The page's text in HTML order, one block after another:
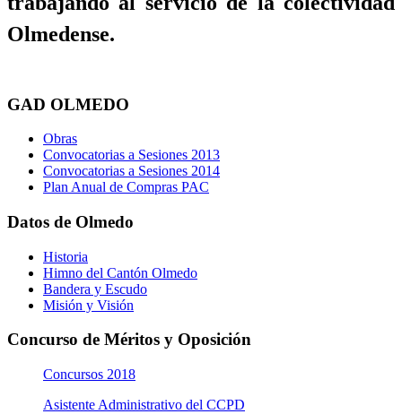
Olmedense.
GAD OLMEDO
Obras
Convocatorias a Sesiones 2013
Convocatorias a Sesiones 2014
Plan Anual de Compras PAC
Datos de Olmedo
Historia
Himno del Cantón Olmedo
Bandera y Escudo
Misión y Visión
Concurso de Méritos y Oposición
Concursos 2018
Asistente Administrativo del CCPD